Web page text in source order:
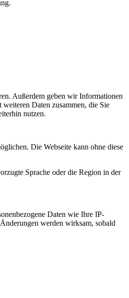
Außerdem geben wir Informationen
Daten zusammen, die Sie
nutzen.
Die Webseite kann ohne diese
Sprache oder die Region in der
Daten wie Ihre IP-
werden wirksam, sobald